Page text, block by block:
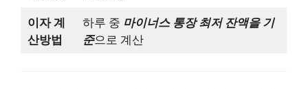
이자 계
산방법
하루 중 마이너스 통장 최저 잔액을 기
준으로 계산